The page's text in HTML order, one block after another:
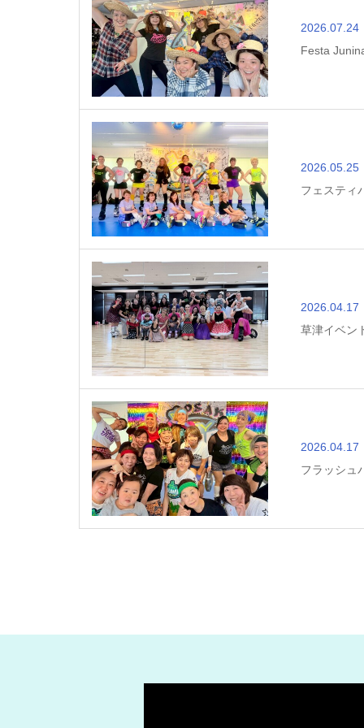
2026.07.24
Festa
2026.05.25
フェスティ
2026.04.17
草津イベン
2026.04.17
フラッシュ